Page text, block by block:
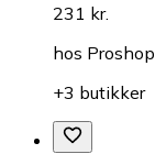
231 kr.
hos Proshop
+3 butikker